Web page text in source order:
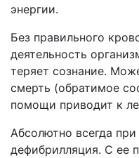
энергии.
Без правильного
деятельность
теряет сознание.
смерть (обратимое
помощи приводит к
Абсолютно всегда
дефибрилляция. С ее